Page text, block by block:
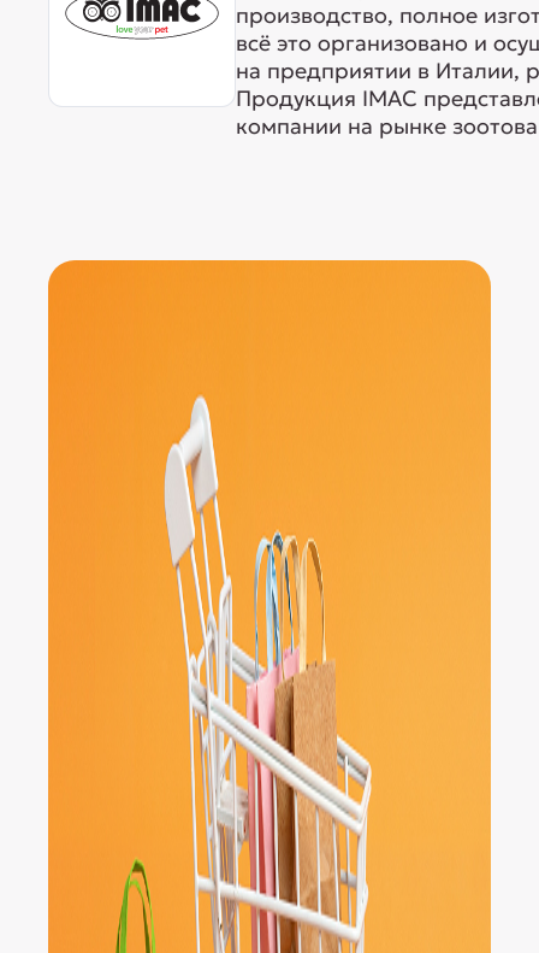
производство, полное
всё это организовано и
на предприятии в Италии,
Продукция IMAC
компании на рынке